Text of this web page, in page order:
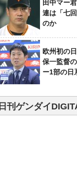
田中マー
連は「七
のか
欧州初の
保一監督
ー1部の日
日刊ゲンダイ